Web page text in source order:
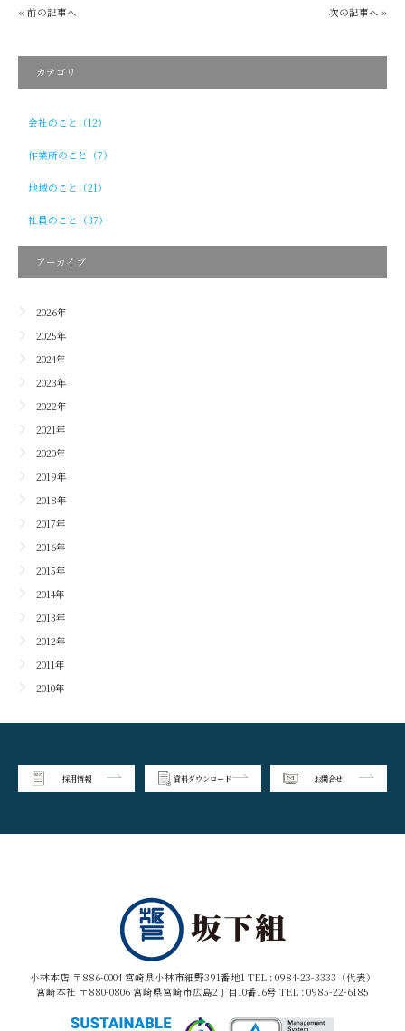
« 前の記事へ 次の記事へ »
カテゴリ
会社のこと（12）
作業所のこと（7）
地域のこと（21）
社員のこと（37）
アーカイブ
2026年
2025年
2024年
2023年
2022年
2021年
2020年
2019年
2018年
2017年
2016年
2015年
2014年
2013年
2012年
2011年
2010年
採用情報 資料ダウンロード お問合せ
小林本店 〒886-0004 宮崎県小林市細野391番地1 TEL : 0984-23-3333（代表）
宮崎本社 〒880-0806 宮崎県宮崎市広島2丁目10番16号 TEL : 0985-22-6185